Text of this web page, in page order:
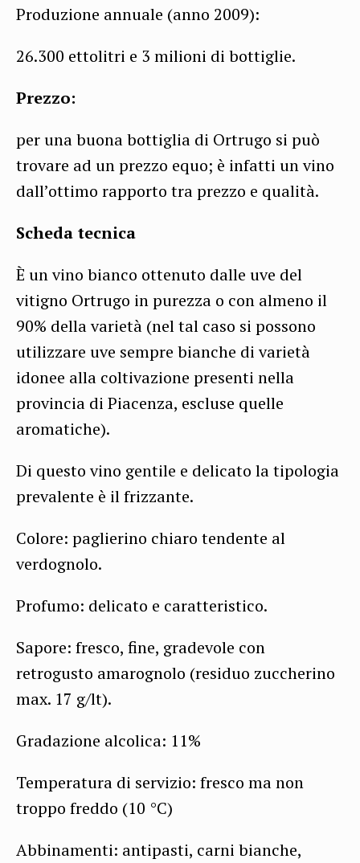
Produzione annuale (anno 2009):
26.300 ettolitri e 3 milioni di bottiglie.
Prezzo:
per una buona bottiglia di Ortrugo si può
trovare ad un prezzo equo; è infatti un vino
dall’ottimo rapporto tra prezzo e qualità.
Scheda tecnica
È un vino bianco ottenuto dalle uve del
vitigno Ortrugo in purezza o con almeno il
90% della varietà (nel tal caso si possono
utilizzare uve sempre bianche di varietà
idonee alla coltivazione presenti nella
provincia di Piacenza, escluse quelle
aromatiche).
Di questo vino gentile e delicato la tipologia
prevalente è il frizzante.
Colore: paglierino chiaro tendente al
verdognolo.
Profumo: delicato e caratteristico.
Sapore: fresco, fine, gradevole con
retrogusto amarognolo (residuo zuccherino
max. 17 g/lt).
Gradazione alcolica: 11%
Temperatura di servizio: fresco ma non
troppo freddo (10 °C)
Abbinamenti: antipasti, carni bianche,